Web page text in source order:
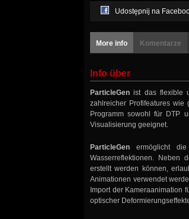
Udostępnij na
More info Komentarze
Info über
ParticleGen ist das flexible
zahlreicher Profifeatures wie
Programm sowohl für DTP
Visualisierung geeignet.
ParticleGen ermöglicht
Wasserreflektionen. Neben
erstellt werden können,
Animationen verwendet
Import der Kameraanimation
optischer